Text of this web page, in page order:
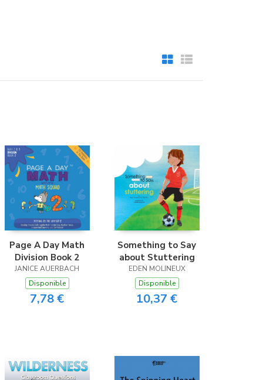
Page A Day Math
Division Book 2
JANICE AUERBACH
Disponible
7,78 €
Something to Say
about Stuttering
EDEN MOLINEUX
Disponible
10,37 €